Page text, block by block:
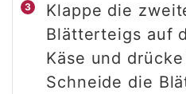
Klappe die
Blätterteigs auf
Käse und
Schneide die